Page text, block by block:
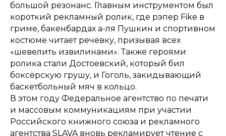
большой резонанс. Главным инструментом был
короткий рекламный ролик, где рэпер Fike в
гриме, бакенбардах а-ля Пушкин и спортивном
костюме читает речёвку, призывая всех
«шевелить извилинами». Также героями
ролика стали Достоевский, который бил
боксёрскую грушу, и Гоголь, закидывающий
баскетбольный мяч в кольцо.
В этом году Федеральное агентство по печати
и массовым коммуникациям при участии
Российского книжного союза и рекламного
агентства SLAVA вновь рекламирует чтение с